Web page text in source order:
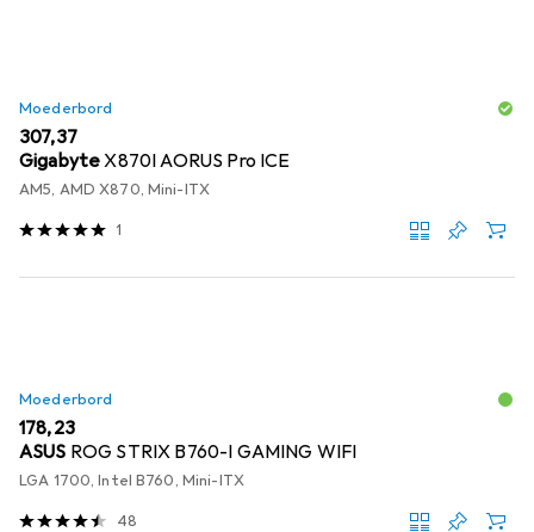
Moederbord
EUR
307,37
GigabyteX870I AORUS Pro ICE
AM5, AMD X870, Mini-ITX
1
Moederbord
EUR
178,23
ASUS ROG STRIX B760-I GAMING WIFI
LGA 1700, Intel B760, Mini-ITX
48